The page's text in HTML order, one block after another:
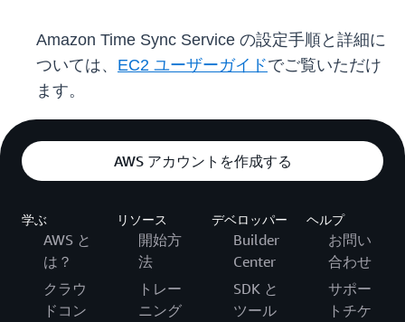
Amazon Time Sync Service の設定手順と詳細に
ついては、 EC2 ユーザーガイドでご覧いただけ
ます。
AWS アカウントを作成する
学ぶ
AWS と
は？
クラウ
ドコン
リソース
開始方
法
トレー
ニング
デベロッパー
Builder
Center
SDK と
ツール
ヘルプ
お問い
合わせ
サポー
トチケ